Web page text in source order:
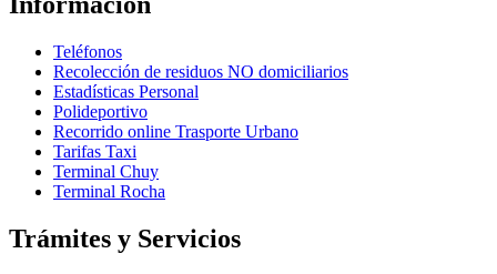
Teléfonos
Recolección de residuos NO domiciliarios
Estadísticas Personal
Polideportivo
Recorrido online Trasporte Urbano
Tarifas Taxi
Terminal Chuy
Terminal Rocha
Trámites y Servicios